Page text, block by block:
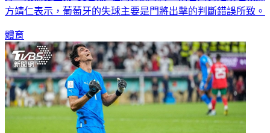
方靖仁表示，葡萄牙的失球主要是門將出擊的判斷錯誤所致。
體育